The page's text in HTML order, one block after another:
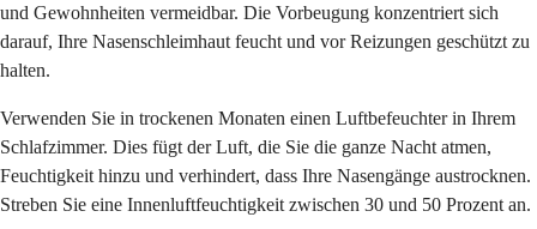
und Gewohnheiten vermeidbar. Die Vorbeugung konzentriert sich
darauf, Ihre Nasenschleimhaut feucht und vor Reizungen geschützt zu
halten.
Verwenden Sie in trockenen Monaten einen Luftbefeuchter in Ihrem
Schlafzimmer. Dies fügt der Luft, die Sie die ganze Nacht atmen,
Feuchtigkeit hinzu und verhindert, dass Ihre Nasengänge austrocknen.
Streben Sie eine Innenluftfeuchtigkeit zwischen 30 und 50 Prozent an.